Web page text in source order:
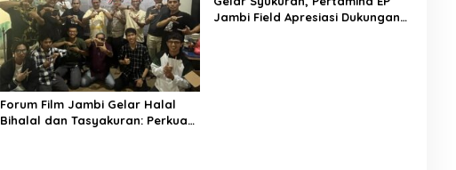
Forum Film Jambi Gelar Halal
Bihalal dan Tasyakuran: Perkuat
Jambi Field Apresiasi Dukungan